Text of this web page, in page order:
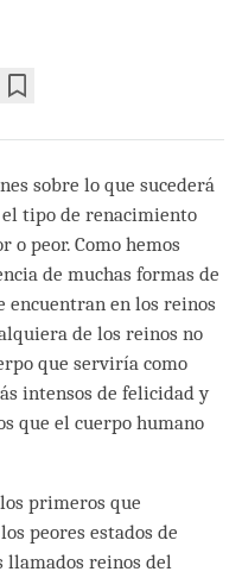
sobre lo que sucederá
tipo de renacimiento
o peor. Como hemos
de muchas formas de
encuentran en los reinos
de los reinos no
que serviría como
intensos de felicidad y
que el cuerpo humano
primeros que
peores estados de
llamados reinos del